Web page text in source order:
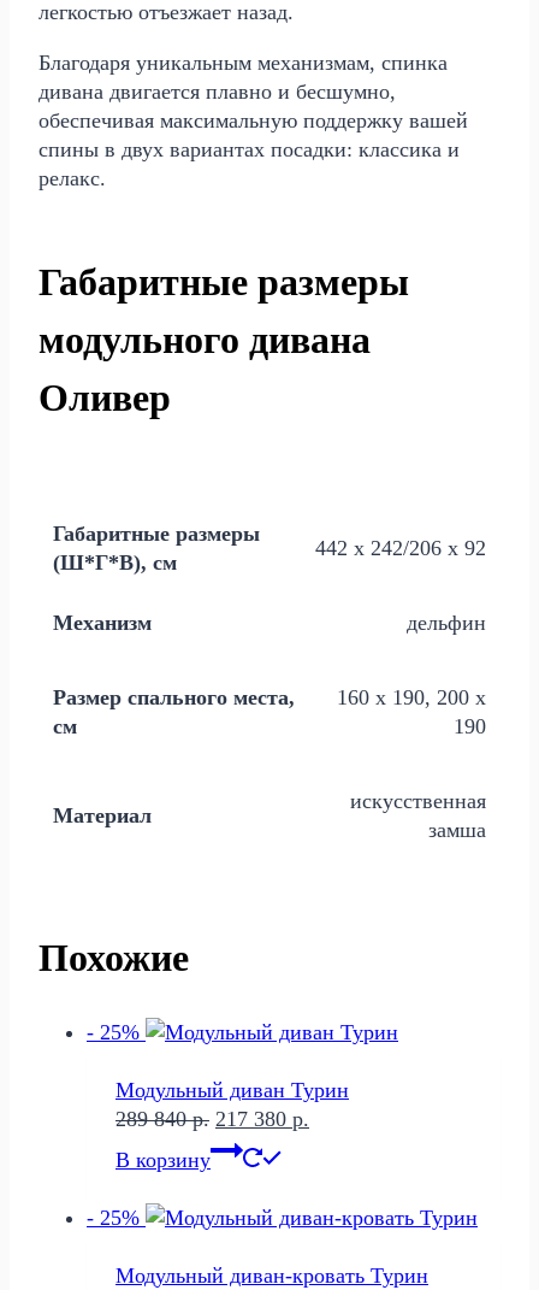
легкостью отъезжает назад.
Благодаря уникальным механизмам, спинка
дивана двигается плавно и бесшумно,
обеспечивая максимальную поддержку вашей
спины в двух вариантах посадки: классика и
релакс.
Габаритные размеры
модульного дивана
Оливер
Габаритные размеры
(Ш*Г*В), см
442 х 242/206 х 92
Механизм дельфин
Размер спального места,
см
160 х 190, 200 х
190
Материал
искусственная
замша
Похожие
- 25%
Модульный диван Турин
289 840р. Первоначальная
цена
840 р..
217 380 р.
В корзину
- 25%
Модульный диван-кровать Турин